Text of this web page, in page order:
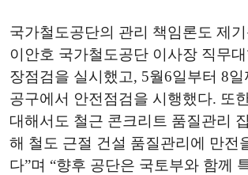
국가철도공단의 관리 책임론도 제
이안호 국가철도공단 이사장 직무
장점검을 실시했고, 5월6일부터 8일
공구에서 안전점검을 시행했다. 또
대해서도 철근 콘크리트 품질관리
해 철도 근절 건설 품질관리에 만전
다”며 “향후 공단은 국토부와 함께